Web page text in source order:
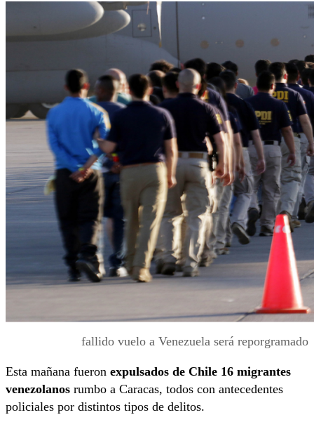
fallido vuelo a Venezuela será reporgramado
Esta mañana fueron expulsados de Chile 16 migrantes
venezolanos rumbo a Caracas, todos con antecedentes
policiales por distintos tipos de delitos.